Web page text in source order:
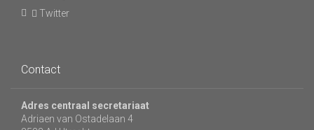
Twitter
Contact
Adres centraal secretariaat
Adriaen van Ostadelaan 4